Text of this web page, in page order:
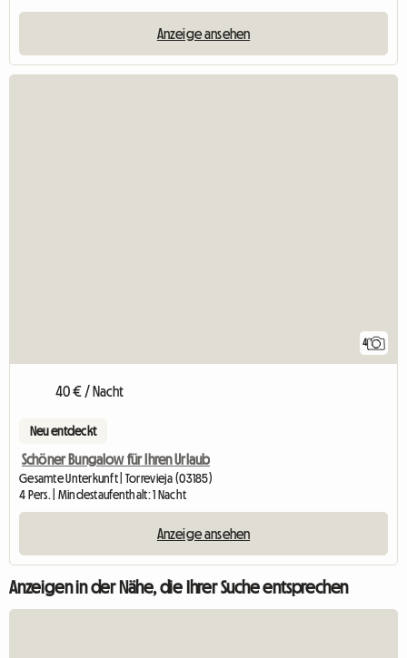
Anzeige ansehen
4
40 € / Nacht
Neu entdeckt
Schöner Bungalow für Ihren Urlaub
Gesamte Unterkunft | Torrevieja (03185)
4 Pers. | Mindestaufenthalt: 1 Nacht
Anzeige ansehen
Anzeigen in der Nähe, die Ihrer Suche entsprechen